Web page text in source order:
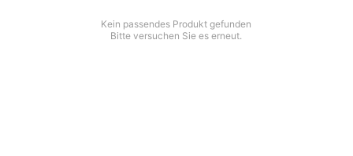
Kein passendes Produkt gefunden
Bitte versuchen Sie es erneut.